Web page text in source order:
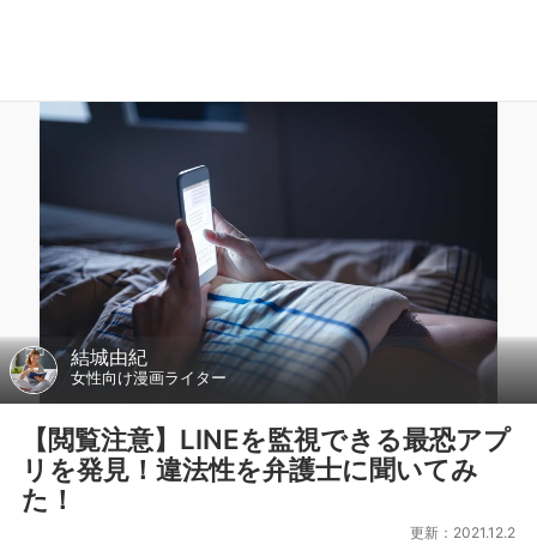
結城由紀
女性向け漫画ライター
【閲覧注意】LINEを監視できる最恐アプ
リを発見！違法性を弁護士に聞いてみ
た！
更新：2021.12.2